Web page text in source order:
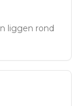
liggen rond